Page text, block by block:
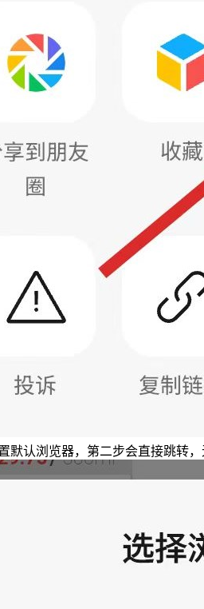
默认浏览器，第二步会直接跳转